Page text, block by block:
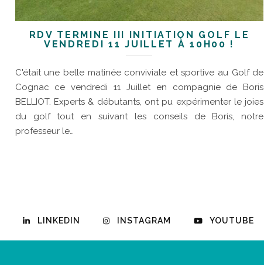
RDV TERMINÉ III INITIATION GOLF LE
VENDREDI 11 JUILLET À 10H00 !
C'était une belle matinée conviviale et sportive au Golf de
Cognac ce vendredi 11 Juillet en compagnie de Boris
BELLIOT. Experts & débutants, ont pu expérimenter le joies
du golf tout en suivant les conseils de Boris, notre
professeur le…
LINKEDIN INSTAGRAM YOUTUBE